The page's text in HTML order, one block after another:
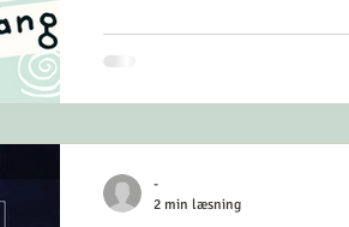
-
2 min læsning